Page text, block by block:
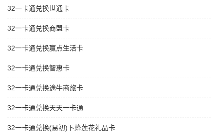
32一卡通兑换世通卡
32一卡通兑换商盟卡
32一卡通兑换赢点生活卡
32一卡通兑换智惠卡
32一卡通兑换途牛商旅卡
32一卡通兑换天天一卡通
32一卡通兑换(易初)卜蜂莲花礼品卡